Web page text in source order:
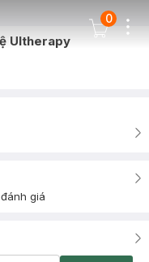
Cart Icon
0
Ultherapy
giá